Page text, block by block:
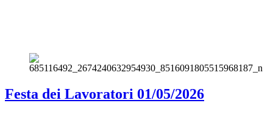
Festa dei Lavoratori 01/05/2026